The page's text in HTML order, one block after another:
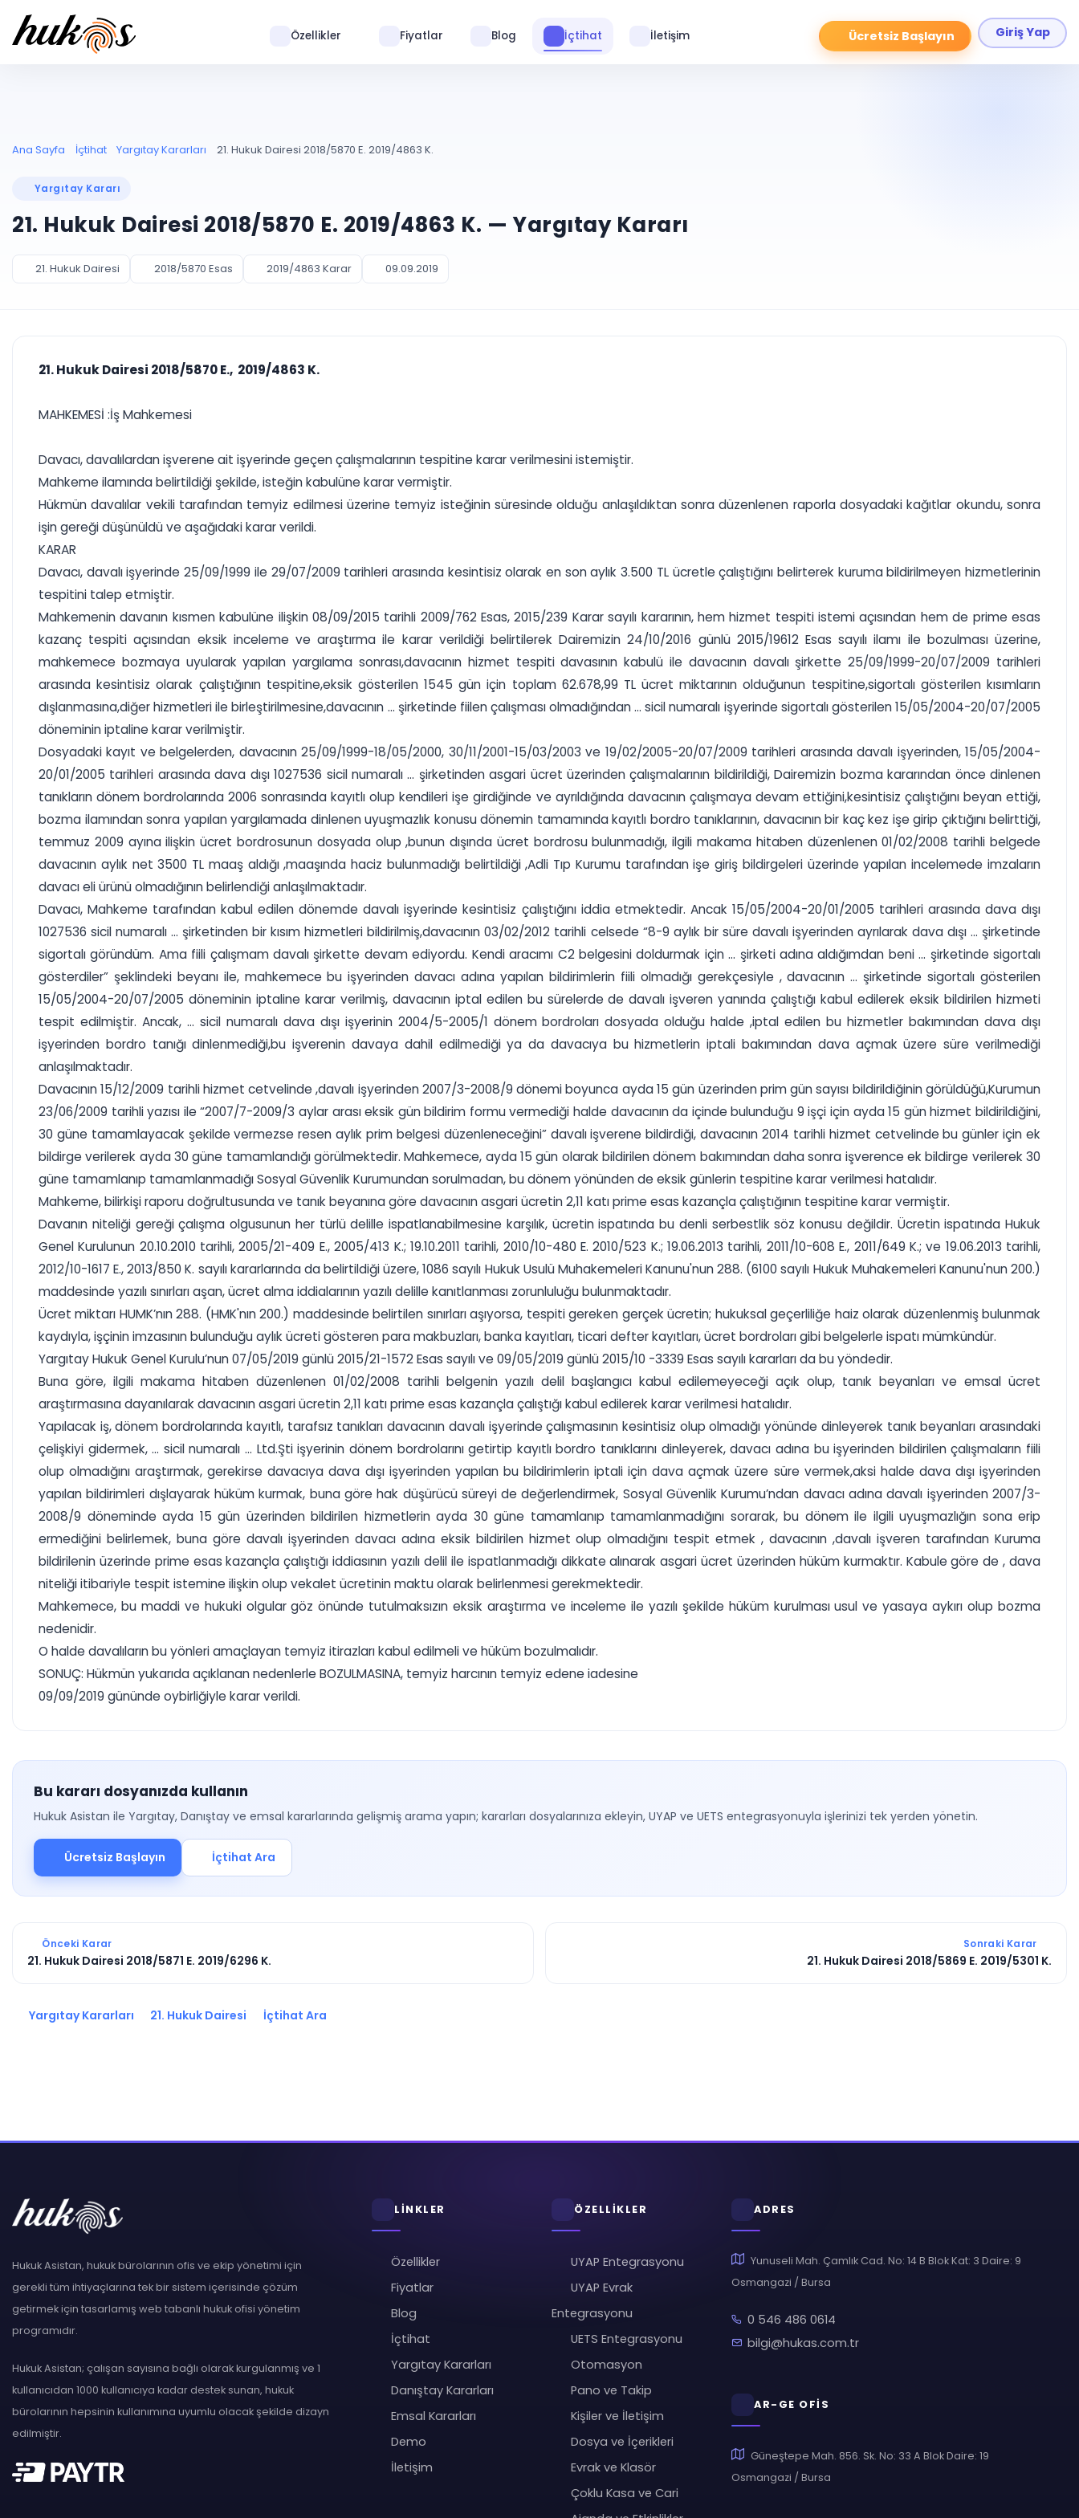
Ücretsiz Başlayın Giriş Yap
Özellikler Fiyatlar Blog İçtihat İletişim
Ana Sayfa İçtihat Yargıtay Kararları 21. Hukuk Dairesi 2018/5870 E. 2019/4863 K.
Yargıtay Kararı
21. Hukuk Dairesi 2018/5870 E. 2019/4863 K. — Yargıtay Kararı
21. Hukuk Dairesi 2018/5870 Esas 2019/4863 Karar 09.09.2019
21. Hukuk Dairesi 2018/5870 E., 2019/4863 K.
MAHKEMESİ :İş Mahkemesi
Davacı, davalılardan işverene ait işyerinde geçen çalışmalarının tespitine karar verilmesini istemiştir.
Mahkeme ilamında belirtildiği şekilde, isteğin kabulüne karar vermiştir.
Hükmün davalılar vekili tarafından temyiz edilmesi üzerine temyiz isteğinin süresinde olduğu anlaşıldıktan sonra düzenlenen raporla dosyadaki kağıtlar okundu, sonra
işin gereği düşünüldü ve aşağıdaki karar verildi.
KARAR
Davacı, davalı işyerinde 25/09/1999 ile 29/07/2009 tarihleri arasında kesintisiz olarak en son aylık 3.500 TL ücretle çalıştığını belirterek kuruma bildirilmeyen hizmetlerinin
tespitini talep etmiştir.
Mahkemenin davanın kısmen kabulüne ilişkin 08/09/2015 tarihli 2009/762 Esas, 2015/239 Karar sayılı kararının, hem hizmet tespiti istemi açısından hem de prime esas
kazanç tespiti açısından eksik inceleme ve araştırma ile karar verildiği belirtilerek Dairemizin 24/10/2016 günlü 2015/19612 Esas sayılı ilamı ile bozulması üzerine,
mahkemece bozmaya uyularak yapılan yargılama sonrası,davacının hizmet tespiti davasının kabulü ile davacının davalı şirkette 25/09/1999-20/07/2009 tarihleri
arasında kesintisiz olarak çalıştığının tespitine,eksik gösterilen 1545 gün için toplam 62.678,99 TL ücret miktarının olduğunun tespitine,sigortalı gösterilen kısımların
dışlanmasına,diğer hizmetleri ile birleştirilmesine,davacının ... şirketinde fiilen çalışması olmadığından ... sicil numaralı işyerinde sigortalı gösterilen 15/05/2004-20/07/2005
döneminin iptaline karar verilmiştir.
Dosyadaki kayıt ve belgelerden, davacının 25/09/1999-18/05/2000, 30/11/2001-15/03/2003 ve 19/02/2005-20/07/2009 tarihleri arasında davalı işyerinden, 15/05/2004-
20/01/2005 tarihleri arasında dava dışı 1027536 sicil numaralı ... şirketinden asgari ücret üzerinden çalışmalarının bildirildiği, Dairemizin bozma kararından önce dinlenen
tanıkların dönem bordrolarında 2006 sonrasında kayıtlı olup kendileri işe girdiğinde ve ayrıldığında davacının çalışmaya devam ettiğini,kesintisiz çalıştığını beyan ettiği,
bozma ilamından sonra yapılan yargılamada dinlenen uyuşmazlık konusu dönemin tamamında kayıtlı bordro tanıklarının, davacının bir kaç kez işe girip çıktığını belirttiği,
temmuz 2009 ayına ilişkin ücret bordrosunun dosyada olup ,bunun dışında ücret bordrosu bulunmadığı, ilgili makama hitaben düzenlenen 01/02/2008 tarihli belgede
davacının aylık net 3500 TL maaş aldığı ,maaşında haciz bulunmadığı belirtildiği ,Adli Tıp Kurumu tarafından işe giriş bildirgeleri üzerinde yapılan incelemede imzaların
davacı eli ürünü olmadığının belirlendiği anlaşılmaktadır.
Davacı, Mahkeme tarafından kabul edilen dönemde davalı işyerinde kesintisiz çalıştığını iddia etmektedir. Ancak 15/05/2004-20/01/2005 tarihleri arasında dava dışı
1027536 sicil numaralı ... şirketinden bir kısım hizmetleri bildirilmiş,davacının 03/02/2012 tarihli celsede “8-9 aylık bir süre davalı işyerinden ayrılarak dava dışı ... şirketinde
sigortalı göründüm. Ama fiili çalışmam davalı şirkette devam ediyordu. Kendi aracımı C2 belgesini doldurmak için ... şirketi adına aldığımdan beni ... şirketinde sigortalı
gösterdiler” şeklindeki beyanı ile, mahkemece bu işyerinden davacı adına yapılan bildirimlerin fiili olmadığı gerekçesiyle , davacının ... şirketinde sigortalı gösterilen
15/05/2004-20/07/2005 döneminin iptaline karar verilmiş, davacının iptal edilen bu sürelerde de davalı işveren yanında çalıştığı kabul edilerek eksik bildirilen hizmeti
tespit edilmiştir. Ancak, ... sicil numaralı dava dışı işyerinin 2004/5-2005/1 dönem bordroları dosyada olduğu halde ,iptal edilen bu hizmetler bakımından dava dışı
işyerinden bordro tanığı dinlenmediği,bu işverenin davaya dahil edilmediği ya da davacıya bu hizmetlerin iptali bakımından dava açmak üzere süre verilmediği
anlaşılmaktadır.
Davacının 15/12/2009 tarihli hizmet cetvelinde ,davalı işyerinden 2007/3-2008/9 dönemi boyunca ayda 15 gün üzerinden prim gün sayısı bildirildiğinin görüldüğü,Kurumun
23/06/2009 tarihli yazısı ile “2007/7-2009/3 aylar arası eksik gün bildirim formu vermediği halde davacının da içinde bulunduğu 9 işçi için ayda 15 gün hizmet bildirildiğini,
30 güne tamamlayacak şekilde vermezse resen aylık prim belgesi düzenleneceğini” davalı işverene bildirdiği, davacının 2014 tarihli hizmet cetvelinde bu günler için ek
bildirge verilerek ayda 30 güne tamamlandığı görülmektedir. Mahkemece, ayda 15 gün olarak bildirilen dönem bakımından daha sonra işverence ek bildirge verilerek 30
güne tamamlanıp tamamlanmadığı Sosyal Güvenlik Kurumundan sorulmadan, bu dönem yönünden de eksik günlerin tespitine karar verilmesi hatalıdır.
Mahkeme, bilirkişi raporu doğrultusunda ve tanık beyanına göre davacının asgari ücretin 2,11 katı prime esas kazançla çalıştığının tespitine karar vermiştir.
Davanın niteliği gereği çalışma olgusunun her türlü delille ispatlanabilmesine karşılık, ücretin ispatında bu denli serbestlik söz konusu değildir. Ücretin ispatında Hukuk
Genel Kurulunun 20.10.2010 tarihli, 2005/21-409 E., 2005/413 K.; 19.10.2011 tarihli, 2010/10-480 E. 2010/523 K.; 19.06.2013 tarihli, 2011/10-608 E., 2011/649 K.; ve 19.06.2013 tarihli,
2012/10-1617 E., 2013/850 K. sayılı kararlarında da belirtildiği üzere, 1086 sayılı Hukuk Usulü Muhakemeleri Kanunu'nun 288. (6100 sayılı Hukuk Muhakemeleri Kanunu'nun 200.)
maddesinde yazılı sınırları aşan, ücret alma iddialarının yazılı delille kanıtlanması zorunluluğu bulunmaktadır.
Ücret miktarı HUMK’nın 288. (HMK'nın 200.) maddesinde belirtilen sınırları aşıyorsa, tespiti gereken gerçek ücretin; hukuksal geçerliliğe haiz olarak düzenlenmiş bulunmak
kaydıyla, işçinin imzasının bulunduğu aylık ücreti gösteren para makbuzları, banka kayıtları, ticari defter kayıtları, ücret bordroları gibi belgelerle ispatı mümkündür.
Yargıtay Hukuk Genel Kurulu’nun 07/05/2019 günlü 2015/21-1572 Esas sayılı ve 09/05/2019 günlü 2015/10 -3339 Esas sayılı kararları da bu yöndedir.
Buna göre, ilgili makama hitaben düzenlenen 01/02/2008 tarihli belgenin yazılı delil başlangıcı kabul edilemeyeceği açık olup, tanık beyanları ve emsal ücret
araştırmasına dayanılarak davacının asgari ücretin 2,11 katı prime esas kazançla çalıştığı kabul edilerek karar verilmesi hatalıdır.
Yapılacak iş, dönem bordrolarında kayıtlı, tarafsız tanıkları davacının davalı işyerinde çalışmasının kesintisiz olup olmadığı yönünde dinleyerek tanık beyanları arasındaki
çelişkiyi gidermek, ... sicil numaralı ... Ltd.Şti işyerinin dönem bordrolarını getirtip kayıtlı bordro tanıklarını dinleyerek, davacı adına bu işyerinden bildirilen çalışmaların fiili
olup olmadığını araştırmak, gerekirse davacıya dava dışı işyerinden yapılan bu bildirimlerin iptali için dava açmak üzere süre vermek,aksi halde dava dışı işyerinden
yapılan bildirimleri dışlayarak hüküm kurmak, buna göre hak düşürücü süreyi de değerlendirmek, Sosyal Güvenlik Kurumu’ndan davacı adına davalı işyerinden 2007/3-
2008/9 döneminde ayda 15 gün üzerinden bildirilen hizmetlerin ayda 30 güne tamamlanıp tamamlanmadığını sorarak, bu dönem ile ilgili uyuşmazlığın sona erip
ermediğini belirlemek, buna göre davalı işyerinden davacı adına eksik bildirilen hizmet olup olmadığını tespit etmek , davacının ,davalı işveren tarafından Kuruma
bildirilenin üzerinde prime esas kazançla çalıştığı iddiasının yazılı delil ile ispatlanmadığı dikkate alınarak asgari ücret üzerinden hüküm kurmaktır. Kabule göre de , dava
niteliği itibariyle tespit istemine ilişkin olup vekalet ücretinin maktu olarak belirlenmesi gerekmektedir.
Mahkemece, bu maddi ve hukuki olgular göz önünde tutulmaksızın eksik araştırma ve inceleme ile yazılı şekilde hüküm kurulması usul ve yasaya aykırı olup bozma
nedenidir.
O halde davalıların bu yönleri amaçlayan temyiz itirazları kabul edilmeli ve hüküm bozulmalıdır.
SONUÇ: Hükmün yukarıda açıklanan nedenlerle BOZULMASINA, temyiz harcının temyiz edene iadesine
09/09/2019 gününde oybirliğiyle karar verildi.
Bu kararı dosyanızda kullanın
Hukuk Asistan ile Yargıtay, Danıştay ve emsal kararlarında gelişmiş arama yapın; kararları dosyalarınıza ekleyin, UYAP ve UETS entegrasyonuyla işlerinizi tek yerden yönetin.
Ücretsiz Başlayın İçtihat Ara
Önceki Karar
21. Hukuk Dairesi 2018/5871 E. 2019/6296 K.
Sonraki Karar
21. Hukuk Dairesi 2018/5869 E. 2019/5301 K.
Yargıtay Kararları 21. Hukuk Dairesi İçtihat Ara
Hukuk Asistan, hukuk bürolarının ofis ve ekip yönetimi için
gerekli tüm ihtiyaçlarına tek bir sistem içerisinde çözüm
getirmek için tasarlamış web tabanlı hukuk ofisi yönetim
programıdır.
Hukuk Asistan; çalışan sayısına bağlı olarak kurgulanmış ve 1
kullanıcıdan 1000 kullanıcıya kadar destek sunan, hukuk
bürolarının hepsinin kullanımına uyumlu olacak şekilde dizayn
edilmiştir.
LİNKLER
Özellikler
Fiyatlar
Blog
İçtihat
Yargıtay Kararları
Danıştay Kararları
Emsal Kararları
Demo
İletişim
ÖZELLİKLER
UYAP Entegrasyonu
UYAP Evrak
Entegrasyonu
UETS Entegrasyonu
Otomasyon
Pano ve Takip
Kişiler ve İletişim
Dosya ve İçerikleri
Evrak ve Klasör
Çoklu Kasa ve Cari
ADRES
Yunuseli Mah. Çamlık Cad. No: 14 B Blok Kat: 3 Daire: 9
Osmangazi / Bursa
0 546 486 0614
bilgi@hukas.com.tr
AR-GE OFİS
Güneştepe Mah. 856. Sk. No: 33 A Blok Daire: 19
Osmangazi / Bursa